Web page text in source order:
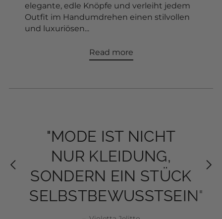
Add to Cart
elegante, edle Knöpfe und verleiht jedem
Outfit im Handumdrehen einen stilvollen
und luxuriösen...
Read more
"DEIN STIL ERZÄHLT
DEINE GESCHICHTE-
JEDEN TAG NEU"
"MODE IST NICHT
NUR KLEIDUNG,
SONDERN EIN STÜCK
SELBSTBEWUSSTSEIN"
"DEIN STIL ERZÄHLT
DEINE GESCHICHTE-
JEDEN TAG NEU"
"MODE IST NICHT
NUR KLEIDUNG,
SONDERN EIN STÜCK
SELBSTBEWUSSTSEIN"